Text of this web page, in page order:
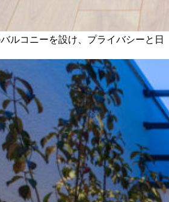
ルコニーを設け、プライバシーと日